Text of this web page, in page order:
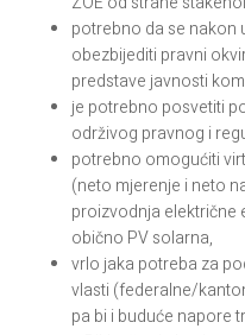
potrebno da se nakon
obezbijediti pravni
predstave javnosti
je potrebno posvetiti
održivog pravnog i
potrebno omogućiti
(neto mjerenje i neto
proizvodnja električne
obično PV solarna,
vrlo jaka potreba za
vlasti (federalne/
pa bi i buduće napore